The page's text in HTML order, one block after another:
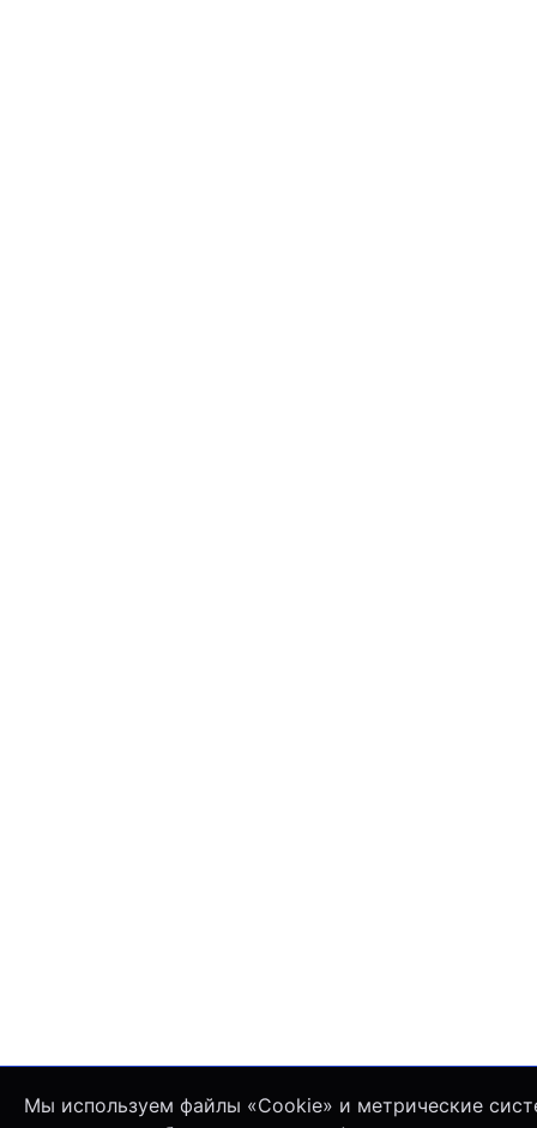
Мы используем файлы «Cookie» и метрические